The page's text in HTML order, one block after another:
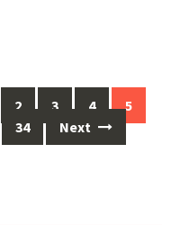
2 3 4
5
34 Next